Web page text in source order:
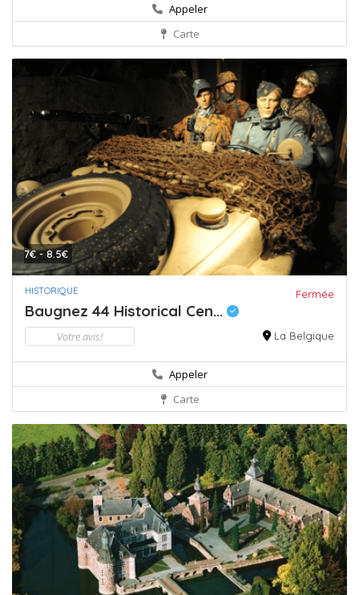
Appeler
Carte
7€ - 8.5€
HISTORIQUE Fermée
Baugnez 44 Historical Cen...
Votre avis! La Belgique
Appeler
Carte